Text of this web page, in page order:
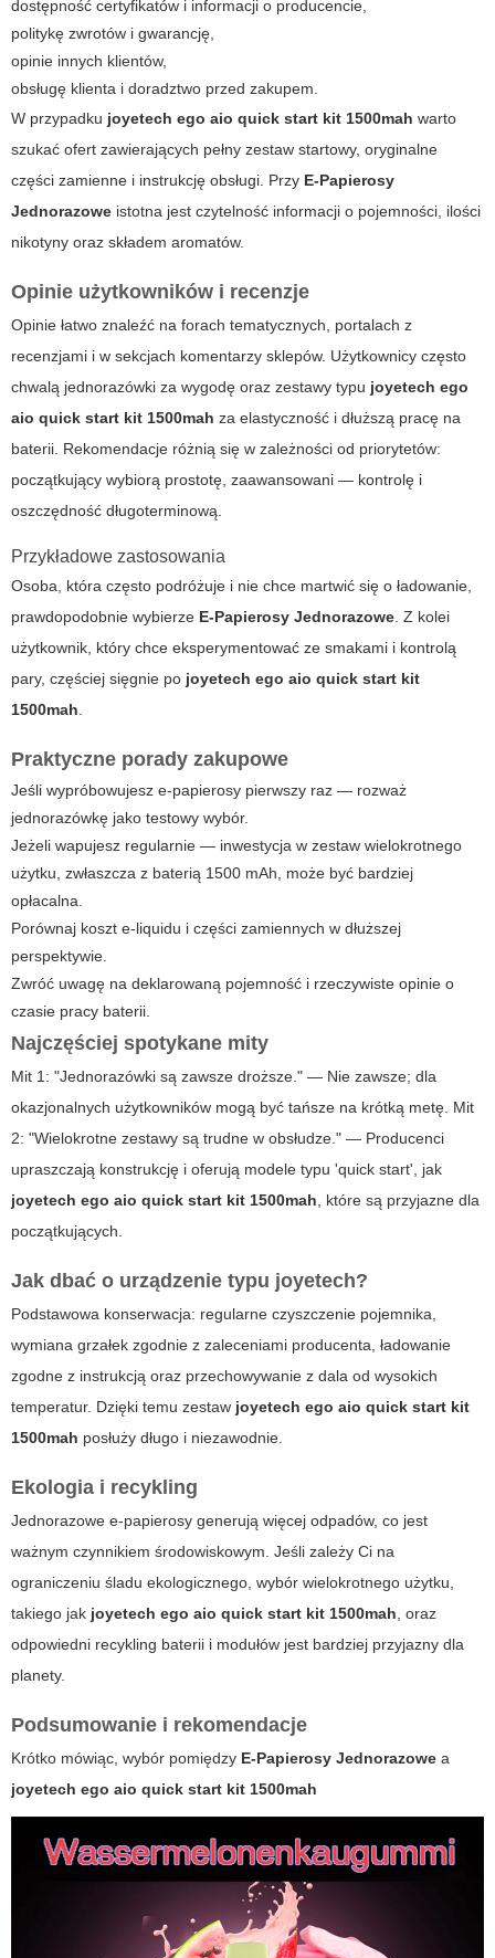
dostępność certyfikatów i informacji o producencie,
politykę zwrotów i gwarancję,
opinie innych klientów,
obsługę klienta i doradztwo przed zakupem.
W przypadku joyetech ego aio quick start kit 1500mah warto
szukać ofert zawierających pełny zestaw startowy, oryginalne
części zamienne i instrukcję obsługi. Przy E-Papierosy
Jednorazowe istotna jest czytelność informacji o pojemności, ilości
nikotyny oraz składem aromatów.
Opinie użytkowników i recenzje
Opinie łatwo znaleźć na forach tematycznych, portalach z
recenzjami i w sekcjach komentarzy sklepów. Użytkownicy często
chwalą jednorazówki za wygodę oraz zestawy typu joyetech ego
aio quick start kit 1500mah za elastyczność i dłuższą pracę na
baterii. Rekomendacje różnią się w zależności od priorytetów:
początkujący wybiorą prostotę, zaawansowani — kontrolę i
oszczędność długoterminową.
Przykładowe zastosowania
Osoba, która często podróżuje i nie chce martwić się o ładowanie,
prawdopodobnie wybierze E-Papierosy Jednorazowe. Z kolei
użytkownik, który chce eksperymentować ze smakami i kontrolą
pary, częściej sięgnie po joyetech ego aio quick start kit
1500mah.
Praktyczne porady zakupowe
Jeśli wypróbowujesz e-papierosy pierwszy raz — rozważ
jednorazówkę jako testowy wybór.
Jeżeli wapujesz regularnie — inwestycja w zestaw wielokrotnego
użytku, zwłaszcza z baterią 1500 mAh, może być bardziej
opłacalna.
Porównaj koszt e-liquidu i części zamiennych w dłuższej
perspektywie.
Zwróć uwagę na deklarowaną pojemność i rzeczywiste opinie o
czasie pracy baterii.
Najczęściej spotykane mity
Mit 1: "Jednorazówki są zawsze droższe." — Nie zawsze; dla
okazjonalnych użytkowników mogą być tańsze na krótką metę. Mit
2: "Wielokrotne zestawy są trudne w obsłudze." — Producenci
upraszczają konstrukcję i oferują modele typu 'quick start', jak
joyetech ego aio quick start kit 1500mah, które są przyjazne dla
początkujących.
Jak dbać o urządzenie typu joyetech?
Podstawowa konserwacja: regularne czyszczenie pojemnika,
wymiana grzałek zgodnie z zaleceniami producenta, ładowanie
zgodne z instrukcją oraz przechowywanie z dala od wysokich
temperatur. Dzięki temu zestaw joyetech ego aio quick start kit
1500mah posłuży długo i niezawodnie.
Ekologia i recykling
Jednorazowe e-papierosy generują więcej odpadów, co jest
ważnym czynnikiem środowiskowym. Jeśli zależy Ci na
ograniczeniu śladu ekologicznego, wybór wielokrotnego użytku,
takiego jak joyetech ego aio quick start kit 1500mah, oraz
odpowiedni recykling baterii i modułów jest bardziej przyjazny dla
planety.
Podsumowanie i rekomendacje
Krótko mówiąc, wybór pomiędzy E-Papierosy Jednorazowe a
joyetech ego aio quick start kit 1500mah